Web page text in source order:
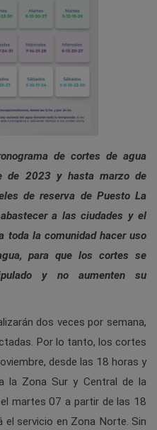
de cortes de agua
de 2023 y hasta marzo de
de reserva de Puesto La
a las ciudades y el
toda la comunidad hacer uso
para que los cortes se
y no aumenten su
dos veces por semana,
Por lo tanto, los cortes
desde las 18 horas y
la Zona Sur y Central de la
martes 07 a partir de las 18
servicio en Zona Norte. Sin